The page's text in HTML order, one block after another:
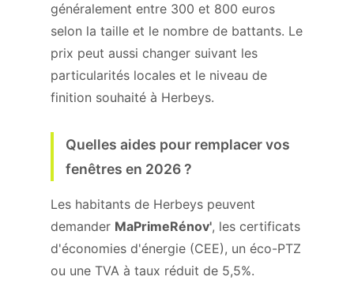
généralement entre 300 et 800 euros
selon la taille et le nombre de battants. Le
prix peut aussi changer suivant les
particularités locales et le niveau de
finition souhaité à Herbeys.
Quelles aides pour remplacer vos
fenêtres en 2026 ?
Les habitants de Herbeys peuvent
demander MaPrimeRénov', les certificats
d'économies d'énergie (CEE), un éco-PTZ
ou une TVA à taux réduit de 5,5%.